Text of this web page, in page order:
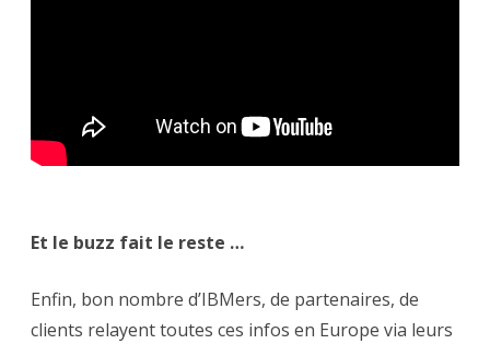
Et le buzz fait le reste …
Enfin, bon nombre d’IBMers, de partenaires, de
clients relayent toutes ces infos en Europe via leurs